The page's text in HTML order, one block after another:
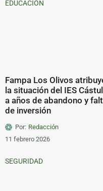
EDUCACIÓN
Fampa Los Olivos
la situación del IES
a años de abandono y
de inversión
Por: Redacción
11 febrero 2026
SEGURIDAD